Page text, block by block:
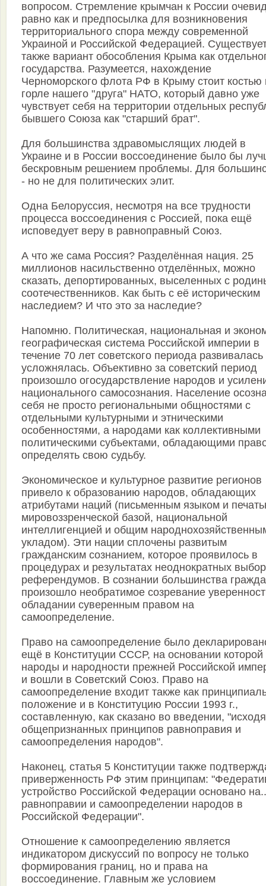
вопросом. Стремление крымчан к России
равно как и предпосылка для возникновения
территориального спора между современной
Украиной и Росcийской Федерацией.
также вариант обособления Крыма как
государства. Разумеется, нахождение
Черноморского флота РФ в Крыму стоит костью
горле нашего "друга" НАТО, который давно уже
чувствует себя на территории отдельных
бывшего Союза как "старший брат".
Для большинства здравомыслящих людей в
Украине и в России воссоединение было бы
бескровным решением проблемы. Для
- но не для политических элит.
Одна Белоруссия, несмотря на все трудности
процесса воссоединения с Россией, пока ещё
исповедует веру в равноправный Союз.
А что же сама Россия? Разделённая нация. 25
миллионов насильственно отделённых, можно
сказать, депортированных, выселенных с
соотечественников. Как быть с её историческим
наследием? И что это за наследие?
Напомню. Политическая, национальная и
географическая система Российской империи в
течение 70 лет советского периода развивалась
усложнялась. Объективно за советский период
произошло огосударствление народов и
национального самосознания. Население
себя не просто региональными общностями с
отдельными культурными и этническими
особенностями, а народами как коллективными
политическими субъектами, обладающими
определять свою судьбу.
Экономическое и культурное развитие регионов
привело к образованию народов, обладающих
атрибутами наций (письменным языком и
мировоззренческой базой, национальной
интеллигенцией и общим
укладом). Эти нации сплочены развитым
гражданским сознанием, которое проявилось в
процедурах и результатах неоднократных
референдумов. В сознании большинства
произошло необратимое созревание
обладании суверенным правом на
самоопределение.
Право на самоопределение было
ещё в Конституции СССР, на основании которой
народы и народности прежней Российской
и вошли в Советский Союз. Право на
самоопределение входит также как
положение и в Конституцию России 1993 г.,
составленную, как сказано во введении,
общепризнанных принципов равноправия и
самоопределения народов".
Наконец, статья 5 Конституции также
приверженность РФ этим принципам:
устройство Российской Федерации основано
равноправии и самоопределении народов в
Российской Федерации".
Отношение к самоопределению является
индикатором дискуссий по вопросу не только
формирования границ, но и права на
воссоединение. Главным же условием